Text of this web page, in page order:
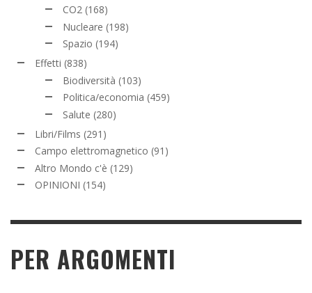
CO2 (168)
Nucleare (198)
Spazio (194)
Effetti (838)
Biodiversità (103)
Politica/economia (459)
Salute (280)
Libri/Films (291)
Campo elettromagnetico (91)
Altro Mondo c'è (129)
OPINIONI (154)
PER ARGOMENTI